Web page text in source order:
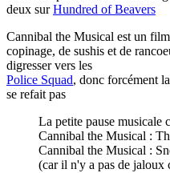
deux surHundred of Beavers
Cannibal the Musical est un
copinage, de sushis et de
digresser vers les
Police Squad, donc forcément
se refait pas
La petite pause musicale
Cannibal the Musical :
Cannibal the Musical :
(car il n'y a pas de jaloux